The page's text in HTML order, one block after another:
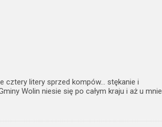
cztery litery sprzed kompów… stękanie i
Wolin niesie się po całym kraju i aż u mnie